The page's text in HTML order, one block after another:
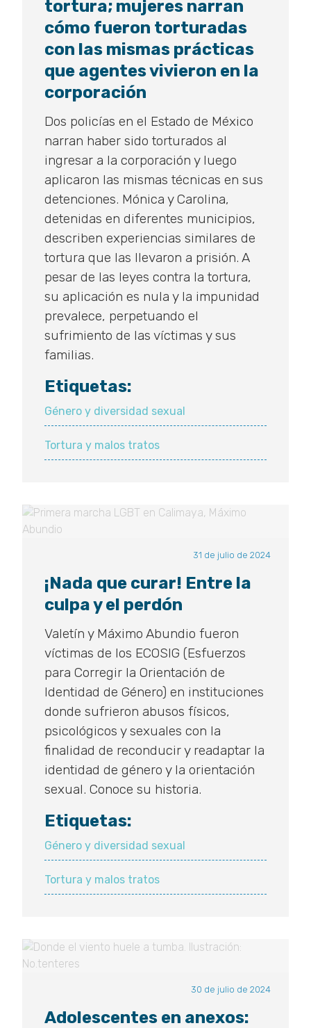
el
5
de
septiembre
del
tortura; mujeres narran
cómo fueron torturadas
con las mismas prácticas
que agentes vivieron en la
corporación
Dos policías en el Estado de México
narran haber sido torturados al
ingresar a la corporación y luego
aplicaron las mismas técnicas en sus
detenciones. Mónica y Carolina,
detenidas en diferentes municipios,
describen experiencias similares de
tortura que las llevaron a prisión. A
pesar de las leyes contra la tortura,
su aplicación es nula y la impunidad
prevalece, perpetuando el
sufrimiento de las víctimas y sus
familias.
Etiquetas:
Género y diversidad sexual
Tortura y malos tratos
31 de julio de 2024
¡Nada que curar! Entre la
culpa y el perdón
Valetín y Máximo Abundio fueron
víctimas de los ECOSIG (Esfuerzos
para Corregir la Orientación de
Identidad de Género) en instituciones
donde sufrieron abusos físicos,
psicológicos y sexuales con la
finalidad de reconducir y readaptar la
identidad de género y la orientación
sexual. Conoce su historia.
Etiquetas:
Género y diversidad sexual
Tortura y malos tratos
30 de julio de 2024
Adolescentes en anexos: